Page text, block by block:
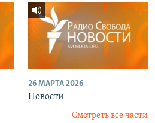
26 МАРТА 2026
Новости
Смотреть все части